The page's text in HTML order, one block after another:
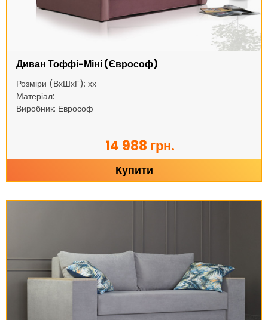
Диван Тоффі-Міні (Єврософ)
Розміри (ВхШхГ): хх
Матеріал:
Виробник: Еврософ
14 988 грн.
Купити